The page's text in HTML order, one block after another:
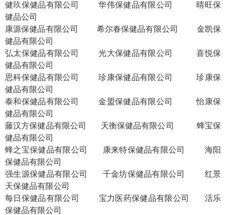
健玖保健品有限公司
华伟保健品有限公司
晴旺保
健品公司
康源保健品有限公司
希尔春保健品有限公司
金凯保
健品有限公司
弘太保健品有限公司
光大保健品有限公司
喜悦保
健品有限公司
思科保健品有限公司
珍康保健品有限公司
珍康保
健品有限公司
泰和保健品有限公司
金盟保健品有限公司
怡康保
健品有限公司
藤汉方保健品有限公司
天衡保健品有限公司
蜂宝保
健品有限公司
蜂之宝保健品有限公司
康来特保健品有限公司
海阳
保健品有限公司
强生源保健品有限公司
千金坊保健品有限公司
红景
天保健品有限公司
每日保健品有限公司
宝力医药保健品有限公司
活乐
保健品有限公司